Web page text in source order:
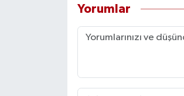
Yorumlar